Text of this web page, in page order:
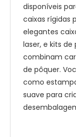
disponíveis
caixas rígidas
elegantes
laser, e kits
combinam
de pôquer.
como
suave para